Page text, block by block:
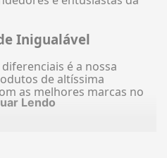
Inigualável
é a nossa
de altíssima
as melhores marcas no
Lendo